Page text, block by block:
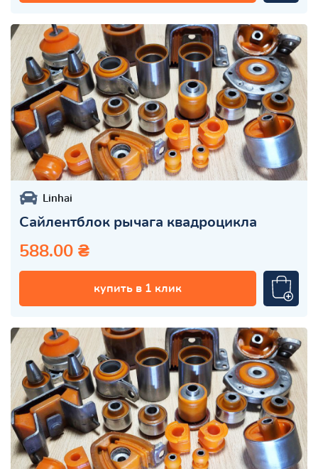
Linhai
Сайлентблок рычага квадроцикла
588.00 ₴
купить в 1 клик